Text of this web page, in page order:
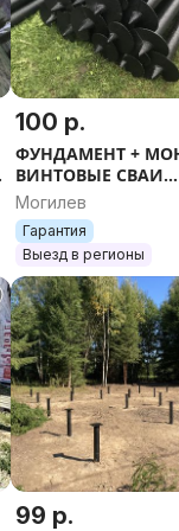
100 р.
ФУНДАМЕНТ +
ВИНТОВЫЕ СВАИ
СВАЙНЫЙ
НА СВАЯХ ДОМ
ТЕРРАСА УЧАСТОК
ПИРС ШВЕЛЕР ПЛИ
Могилев
Гарантия
Выезд в регионы
99 р.